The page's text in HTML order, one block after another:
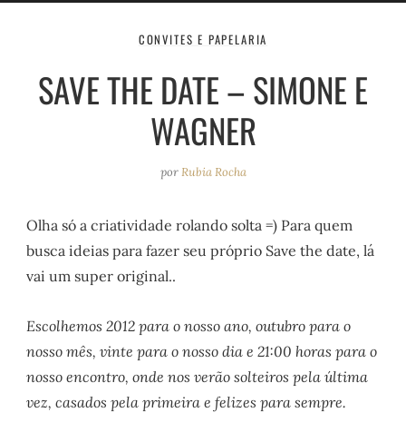
t
e
t
o
t
a
a
m
e
b
o
k
t
e
CONVITES E PAPELARIA
SAVE THE DATE – SIMONE E
WAGNER
porRubia Rocha
Olha só a criatividade rolando solta =) Para quem
busca ideias para fazer seu próprio Save the date, lá
vai um super original..
Escolhemos 2012 para o nosso ano, outubro para o
nosso mês, vinte para o nosso dia e 21:00 horas para o
nosso encontro, onde nos verão solteiros pela última
vez, casados pela primeira e felizes para sempre.